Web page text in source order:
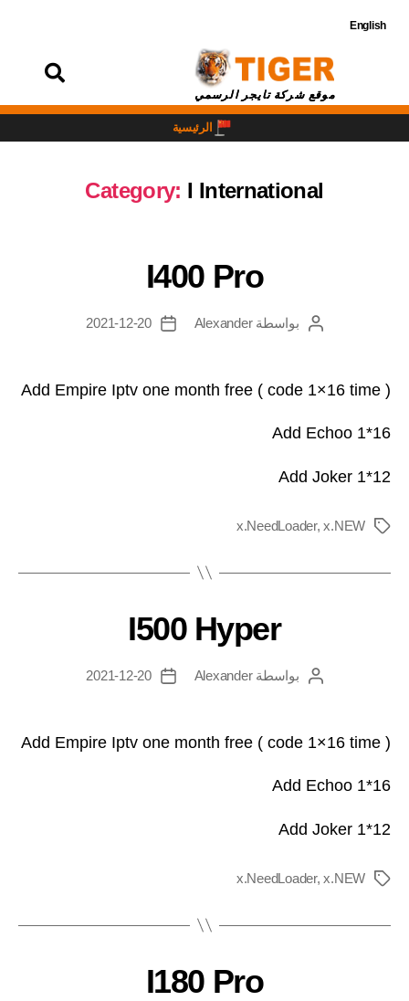
English
موقع شركة تايجر الرسمي
الرئيسية
Category: I International
I400 Pro
بواسطةAlexander
2021-12-20
Add Empire Iptv one month free ( code 1×16 time )
Add Echoo 1*16
Add Joker 1*12
x.NeedLoader,x.NEW
I500 Hyper
بواسطةAlexander
2021-12-20
Add Empire Iptv one month free ( code 1×16 time )
Add Echoo 1*16
Add Joker 1*12
x.NeedLoader,x.NEW
I180 Pro